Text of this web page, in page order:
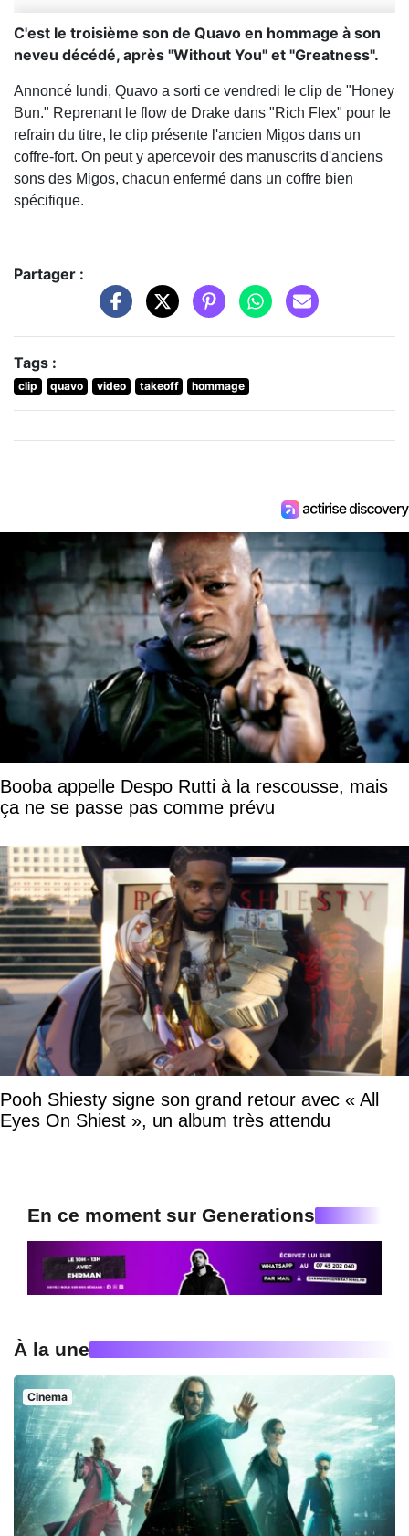
C'est le troisième son de Quavo en hommage à son
neveu décédé, après "Without You" et "Greatness".
Annoncé lundi, Quavo a sorti ce vendredi le clip de "Honey
Bun." Reprenant le flow de Drake dans "Rich Flex" pour le
refrain du titre, le clip présente l'ancien Migos dans un
coffre-fort. On peut y apercevoir des manuscrits d'anciens
sons des Migos, chacun enfermé dans un coffre bien
spécifique.
Partager :
Tags :
clip quavo video takeoff hommage
Booba appelle Despo Rutti à la rescousse, mais
ça ne se passe pas comme prévu
Pooh Shiesty signe son grand retour avec « All
Eyes On Shiest », un album très attendu
En ce moment sur Generations
À la une
Cinema